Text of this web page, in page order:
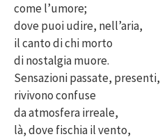
come l’umore;
dove puoi udire, nell’aria,
il canto di chi morto
di nostalgia muore.
Sensazioni passate, presenti,
rivivono confuse
da atmosfera irreale,
là, dove fischia il vento,